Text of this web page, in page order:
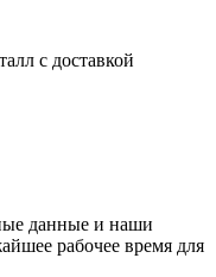
с доставкой
данные и наши
рабочее время для